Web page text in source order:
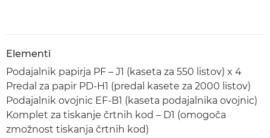
Elementi
Podajalnik papirja PF – J1 (kaseta za 550 listov) x 4
Predal za papir PD-H1 (predal kasete za 2000 listov)
Podajalnik ovojnic EF-B1 (kaseta podajalnika ovojnic)
Komplet za tiskanje črtnih kod – D1 (omogoča
zmožnost tiskanja črtnih kod)